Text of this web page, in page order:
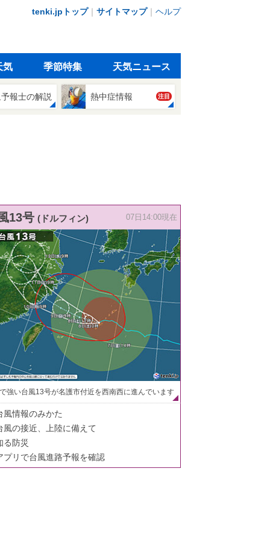
tenki.jpトップ｜ サイトマップ｜ ヘルプ
気 季節特集 天気ニュース
報士の解説 熱中症情報 注目
13号 (ドルフィン) 07日14:00現在
強い台風13号が名護市付近を西南西に進んでいます
風情報のみかた
風の接近、上陸に備えて
る防災
プリで台風進路予報を確認